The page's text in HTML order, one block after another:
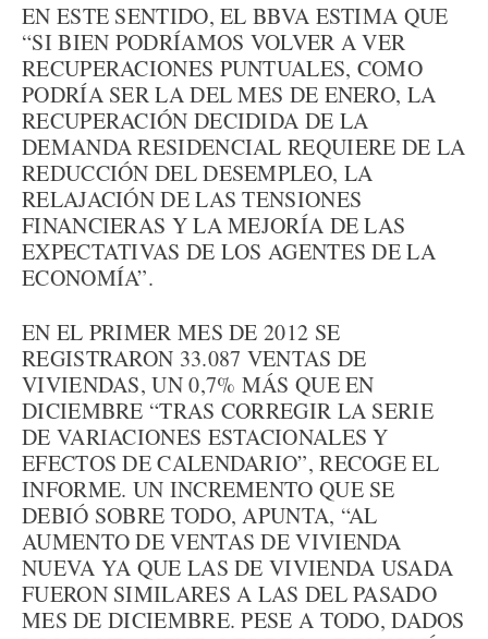
EN ESTE SENTIDO, EL BBVA ESTIMA QUE
“SI BIEN PODRÍAMOS VOLVER A VER
RECUPERACIONES PUNTUALES, COMO
PODRÍA SER LA DEL MES DE ENERO, LA
RECUPERACIÓN DECIDIDA DE LA
DEMANDA RESIDENCIAL REQUIERE DE LA
REDUCCIÓN DEL DESEMPLEO, LA
RELAJACIÓN DE LAS TENSIONES
FINANCIERAS Y LA MEJORÍA DE LAS
EXPECTATIVAS DE LOS AGENTES DE LA
ECONOMÍA”.
EN EL PRIMER MES DE 2012 SE
REGISTRARON 33.087 VENTAS DE
VIVIENDAS, UN 0,7% MÁS QUE EN
DICIEMBRE “TRAS CORREGIR LA SERIE
DE VARIACIONES ESTACIONALES Y
EFECTOS DE CALENDARIO”, RECOGE EL
INFORME. UN INCREMENTO QUE SE
DEBIÓ SOBRE TODO, APUNTA, “AL
AUMENTO DE VENTAS DE VIVIENDA
NUEVA YA QUE LAS DE VIVIENDA USADA
FUERON SIMILARES A LAS DEL PASADO
MES DE DICIEMBRE. PESE A TODO, DADOS